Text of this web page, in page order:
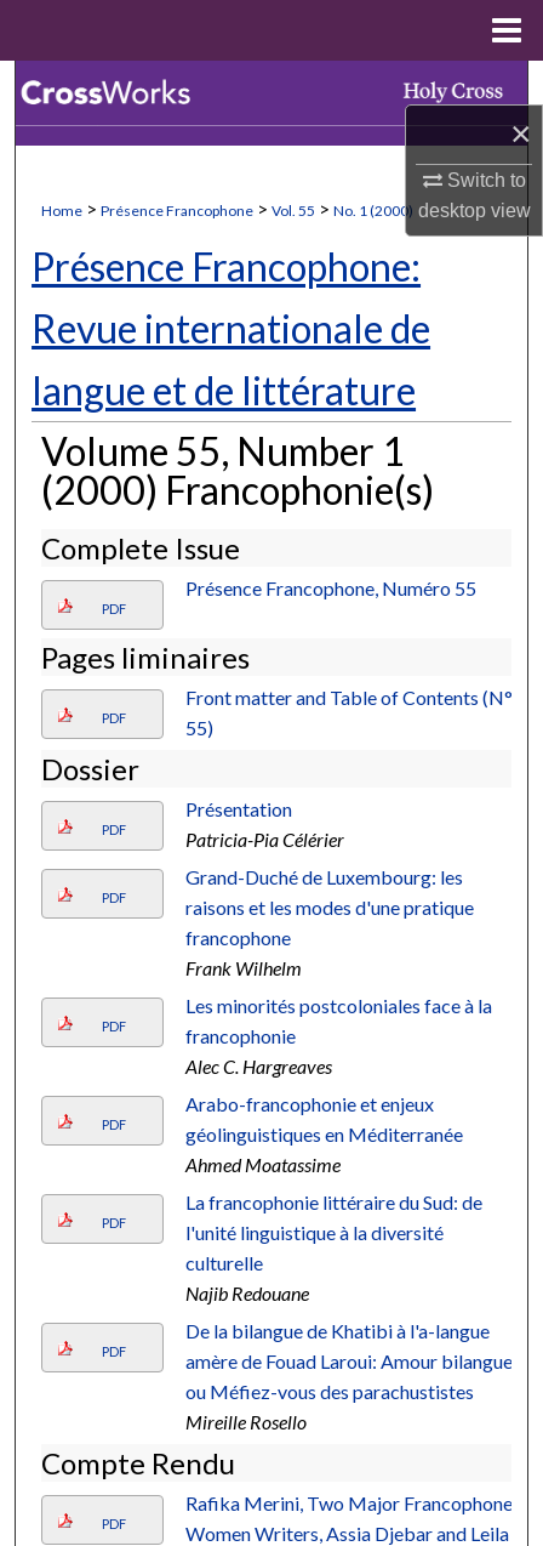
×
Switch to
desktopview
Browse Collections
My Account
About
Digital Commons Network™
Home > Présence Francophone > Vol. 55 > No. 1 (2000)
Présence Francophone:
Revue internationale de
langue et de littérature
Volume 55, Number 1
(2000) Francophonie(s)
Complete Issue
PDF
Présence Francophone, Numéro 55
Pages liminaires
PDF
Front matter and Table of Contents (N°
55)
Dossier
PDF
Présentation
Patricia-Pia Célérier
PDF
Grand-Duché de Luxembourg: les
raisons et les modes d'une pratique
francophone
Frank Wilhelm
PDF
Les minorités postcoloniales face à la
francophonie
Alec C. Hargreaves
PDF
Arabo-francophonie et enjeux
géolinguistiques en Méditerranée
Ahmed Moatassime
PDF
La francophonie littéraire du Sud: de
l'unité linguistique à la diversité
culturelle
Najib Redouane
PDF
De la bilangue de Khatibi à l'a-langue
amère de Fouad Laroui: Amour bilangue
ou Méfiez-vous des parachustistes
Mireille Rosello
Compte Rendu
PDF
Rafika Merini, Two Major Francophone
Women Writers, Assia Djebar and Leila